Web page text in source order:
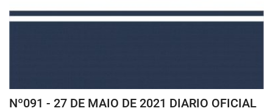
Nº091 - 27 DE MAIO DE 2021 DIARIO OFICIAL